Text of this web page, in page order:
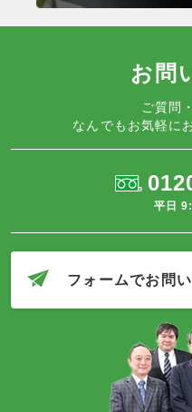
お問
ご質問
なんでもお気軽に
平日
フォームでお問